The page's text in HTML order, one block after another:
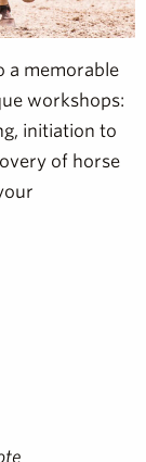
a memorable
workshops:
initiation to
of horse